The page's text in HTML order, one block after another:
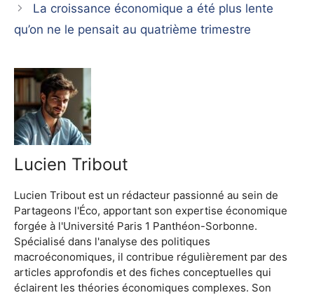
La croissance économique a été plus lente
qu’on ne le pensait au quatrième trimestre
Lucien Tribout
Lucien Tribout est un rédacteur passionné au sein de
Partageons l'Éco, apportant son expertise économique
forgée à l'Université Paris 1 Panthéon-Sorbonne.
Spécialisé dans l'analyse des politiques
macroéconomiques, il contribue régulièrement par des
articles approfondis et des fiches conceptuelles qui
éclairent les théories économiques complexes. Son